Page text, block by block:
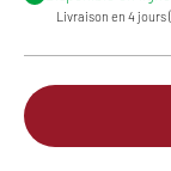
Livraison en 4 jours